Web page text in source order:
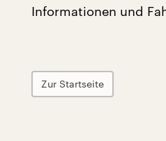
Informationen und
Zur Startseite